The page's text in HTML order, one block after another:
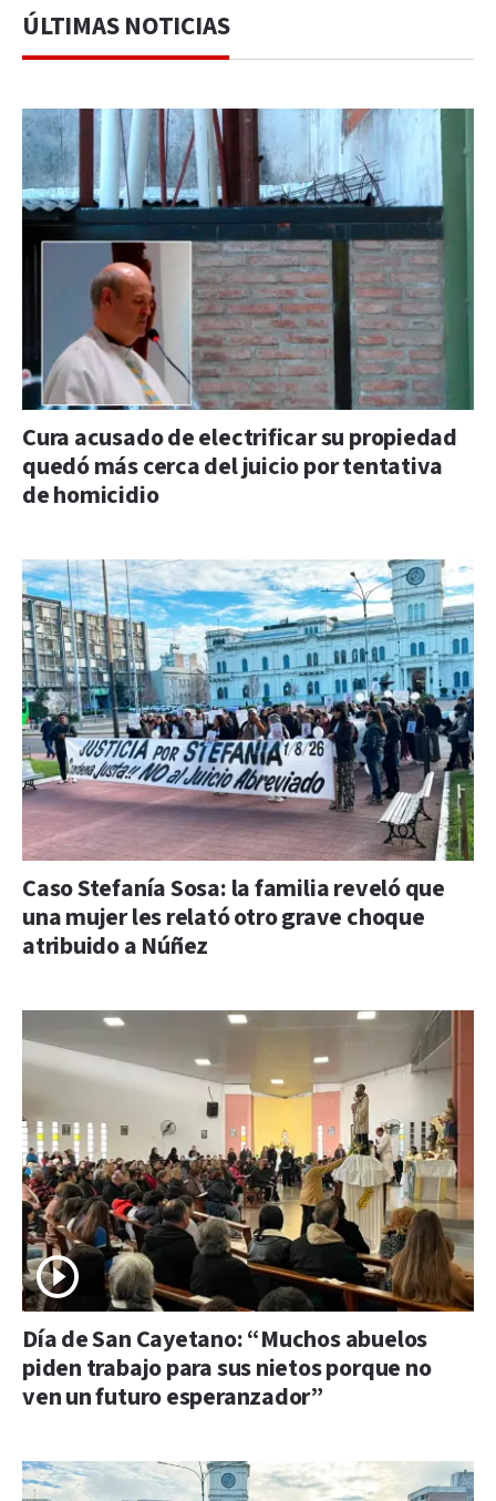
ÚLTIMAS NOTICIAS
Cura acusado de electrificar su propiedad
quedó más cerca del juicio por tentativa
de homicidio
Caso Stefanía Sosa: la familia reveló que
una mujer les relató otro grave choque
atribuido a Núñez
Día de San Cayetano: “Muchos abuelos
piden trabajo para sus nietos porque no
ven un futuro esperanzador”